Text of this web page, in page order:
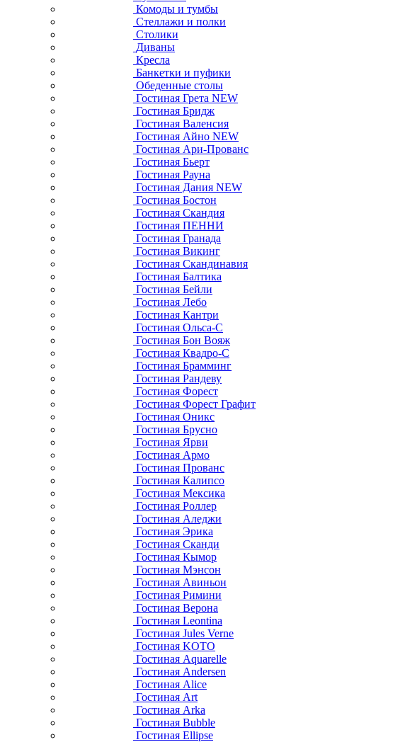
Комоды и тумбы
Стеллажи и полки
Столики
Диваны
Кресла
Банкетки и пуфики
Обеденные столы
Гостиная Грета NEW
Гостиная Бридж
Гостиная Валенсия
Гостиная Айно NEW
Гостиная Ари-Прованс
Гостиная Бьерт
Гостиная Рауна
Гостиная Дания NEW
Гостиная Бостон
Гостиная Скандия
Гостиная ПЕННИ
Гостиная Гранада
Гостиная Викинг
Гостиная Скандинавия
Гостиная Балтика
Гостиная Бейли
Гостиная Лебо
Гостиная Кантри
Гостиная Ольса-С
Гостиная Бон Вояж
Гостиная Квадро-С
Гостиная Брамминг
Гостиная Рандеву
Гостиная Форест
Гостиная Форест Графит
Гостиная Оникс
Гостиная Брусно
Гостиная Ярви
Гостиная Армо
Гостиная Прованс
Гостиная Калипсо
Гостиная Мексика
Гостиная Роллер
Гостиная Аледжи
Гостиная Эрика
Гостиная Сканди
Гостиная Кымор
Гостиная Мэнсон
Гостиная Авиньон
Гостиная Римини
Гостиная Верона
Гостиная Leontina
Гостиная Jules Verne
Гостиная KOTO
Гостиная Aquarelle
Гостиная Andersen
Гостиная Alice
Гостиная Art
Гостиная Arka
Гостиная Bubble
Гостиная Ellipse